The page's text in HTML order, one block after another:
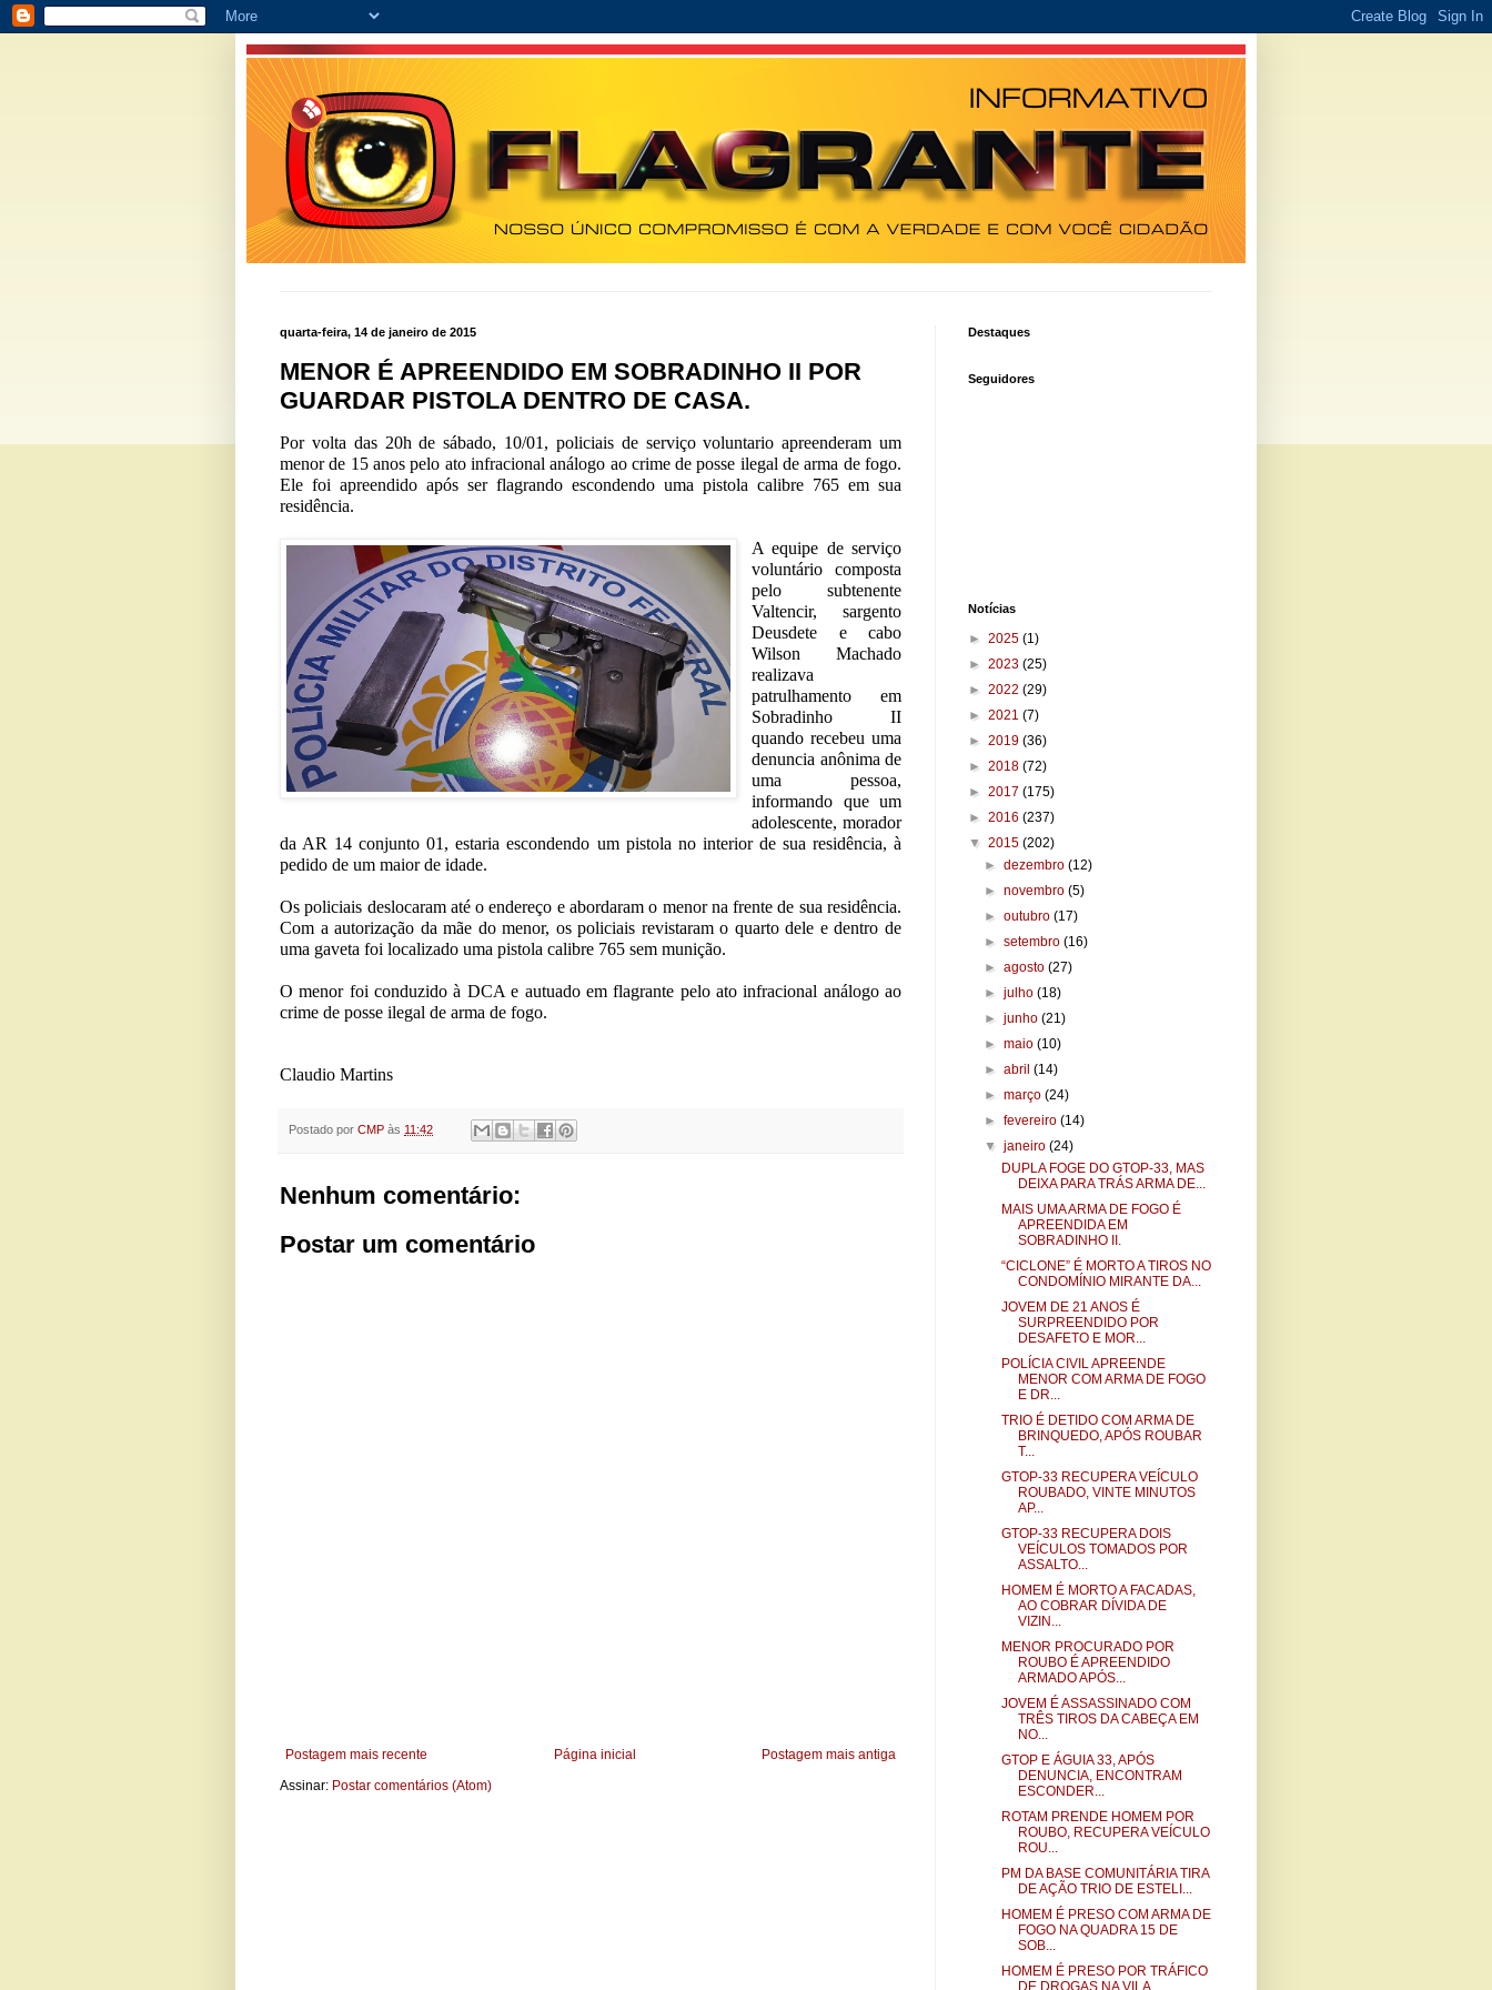
quarta-feira, 14 de janeiro de 2015
MENOR É APREENDIDO EM SOBRADINHO II POR
GUARDAR PISTOLA DENTRO DE CASA.
Por volta das 20h de sábado, 10/01, policiais de serviço voluntario apreenderam um
menor de 15 anos pelo ato infracional análogo ao crime de posse ilegal de arma de fogo.
Ele foi apreendido após ser flagrando escondendo uma pistola calibre 765 em sua
residência.
A equipe de serviço
voluntário composta
pelo subtenente
Valtencir, sargento
Deusdete e cabo
Wilson Machado
realizava
patrulhamento em
Sobradinho II
quando recebeu uma
denuncia anônima de
uma pessoa,
informando que um
adolescente, morador
da AR 14 conjunto 01, estaria escondendo um pistola no interior de sua residência, à
pedido de um maior de idade.
Os policiais deslocaram até o endereço e abordaram o menor na frente de sua residência.
Com a autorização da mãe do menor, os policiais revistaram o quarto dele e dentro de
uma gaveta foi localizado uma pistola calibre 765 sem munição.
O menor foi conduzido à DCA e autuado em flagrante pelo ato infracional análogo ao
crime de posse ilegal de arma de fogo.
Claudio Martins
Postado por CMP às 11:42
Nenhum comentário:
Postar um comentário
Postagem mais recente Postagem mais antiga
Página inicial
Assinar: Postar comentários (Atom)
Destaques
Seguidores
Notícias
► 2025 (1)
► 2023 (25)
► 2022 (29)
► 2021 (7)
► 2019 (36)
► 2018 (72)
► 2017 (175)
► 2016 (237)
▼ 2015 (202)
►dezembro(12)
►novembro(5)
►outubro(17)
►setembro(16)
►agosto(27)
►julho(18)
►junho(21)
►maio(10)
►abril(14)
►março(24)
►fevereiro(14)
▼janeiro(24)
DUPLA FOGE DO GTOP-33, MAS
DEIXA PARA TRÁS ARMA DE...
MAIS UMA ARMA DE FOGO É
APREENDIDA EM
SOBRADINHO II.
“CICLONE” É MORTO A TIROS NO
CONDOMÍNIO MIRANTE DA...
JOVEM DE 21 ANOS É
SURPREENDIDO POR
DESAFETO E MOR...
POLÍCIA CIVIL APREENDE
MENOR COM ARMA DE FOGO
E DR...
TRIO É DETIDO COM ARMA DE
BRINQUEDO, APÓS ROUBAR
T...
GTOP-33 RECUPERA VEÍCULO
ROUBADO, VINTE MINUTOS
AP...
GTOP-33 RECUPERA DOIS
VEÍCULOS TOMADOS POR
ASSALTO...
HOMEM É MORTO A FACADAS,
AO COBRAR DÍVIDA DE
VIZIN...
MENOR PROCURADO POR
ROUBO É APREENDIDO
ARMADO APÓS...
JOVEM É ASSASSINADO COM
TRÊS TIROS DA CABEÇA EM
NO...
GTOP E ÁGUIA 33, APÓS
DENUNCIA, ENCONTRAM
ESCONDER...
ROTAM PRENDE HOMEM POR
ROUBO, RECUPERA VEÍCULO
ROU...
PM DA BASE COMUNITÁRIA TIRA
DE AÇÃO TRIO DE ESTELI...
HOMEM É PRESO COM ARMA DE
FOGO NA QUADRA 15 DE
SOB...
HOMEM É PRESO POR TRÁFICO
DE DROGAS NA VILA